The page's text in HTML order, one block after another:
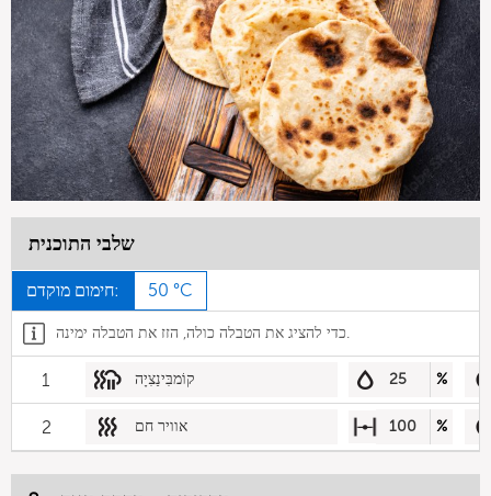
שלבי התוכנית
חימום מוקדם: 50 °C
כדי להציג את הטבלה כולה, הזז את הטבלה ימינה.
1 קוֹמבִּינַצִיָה 25 %
2 אוויר חם 100 %